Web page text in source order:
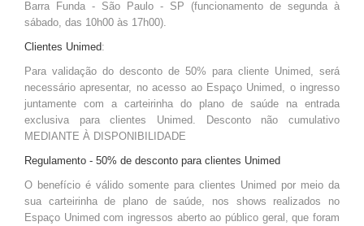
Barra Funda - São Paulo - SP (funcionamento de segunda à
sábado, das 10h00 às 17h00).
Clientes Unimed:
Para validação do desconto de 50% para cliente Unimed, será
necessário apresentar, no acesso ao Espaço Unimed, o ingresso
juntamente com a carteirinha do plano de saúde na entrada
exclusiva para clientes Unimed. Desconto não cumulativo
MEDIANTE À DISPONIBILIDADE
Regulamento - 50% de desconto para clientes Unimed
O benefício é válido somente para clientes Unimed por meio da
sua carteirinha de plano de saúde, nos shows realizados no
Espaço Unimed com ingressos aberto ao público geral, que foram